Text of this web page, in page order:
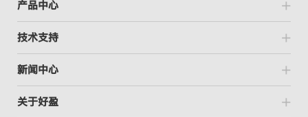
产品中心
技术支持
新闻中心
关于好盈